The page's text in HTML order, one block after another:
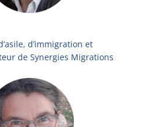
d’immigration et
de Synergies Migrations